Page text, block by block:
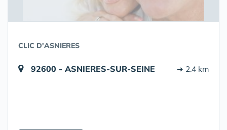
CLIC D'ASNIERES
92600 - ASNIERES-SUR-SEINE ➔ 2.4 km